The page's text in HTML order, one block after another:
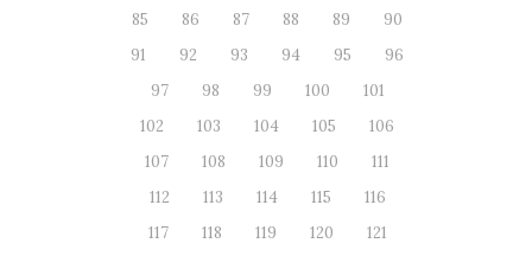
85
86 87 88 89
90
91
92 93 94 95
96
97
98 99 100
101
102
103 104 105
106
107
108 109 110
111
112
113 114 115
116
117
118 119 120
121